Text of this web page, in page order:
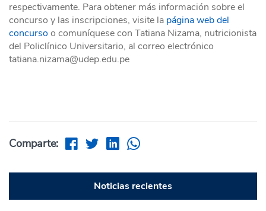
respectivamente. Para obtener más información sobre el
concurso y las inscripciones, visite la página web del
concurso o comuníquese con Tatiana Nizama, nutricionista
del Policlínico Universitario, al correo electrónico
tatiana.nizama@udep.edu.pe
Comparte:
Noticias recientes